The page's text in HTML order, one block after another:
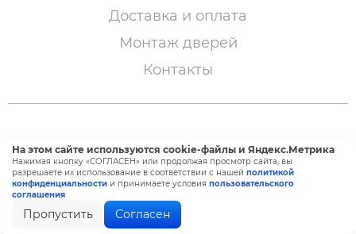
Доставка и оплата
Монтаж дверей
Контакты
© 2005 – 2026 «Двери Сибири»
Создание и продвижение сайта —BTB Digital
На этом сайте используются cookie-файлы и Яндекс.Метрика
Нажимая кнопку «СОГЛАСЕН» или продолжая просмотр сайта, вы
разрешаете их использование в соответствии с нашей политикой
конфиденциальности и принимаете условия пользовательского
соглашения
Пропустить Согласен